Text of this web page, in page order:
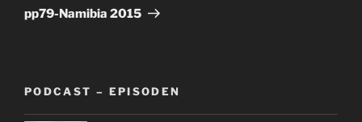
Beitrag
pp79-Namibia 2015
PODCAST – EPISODEN